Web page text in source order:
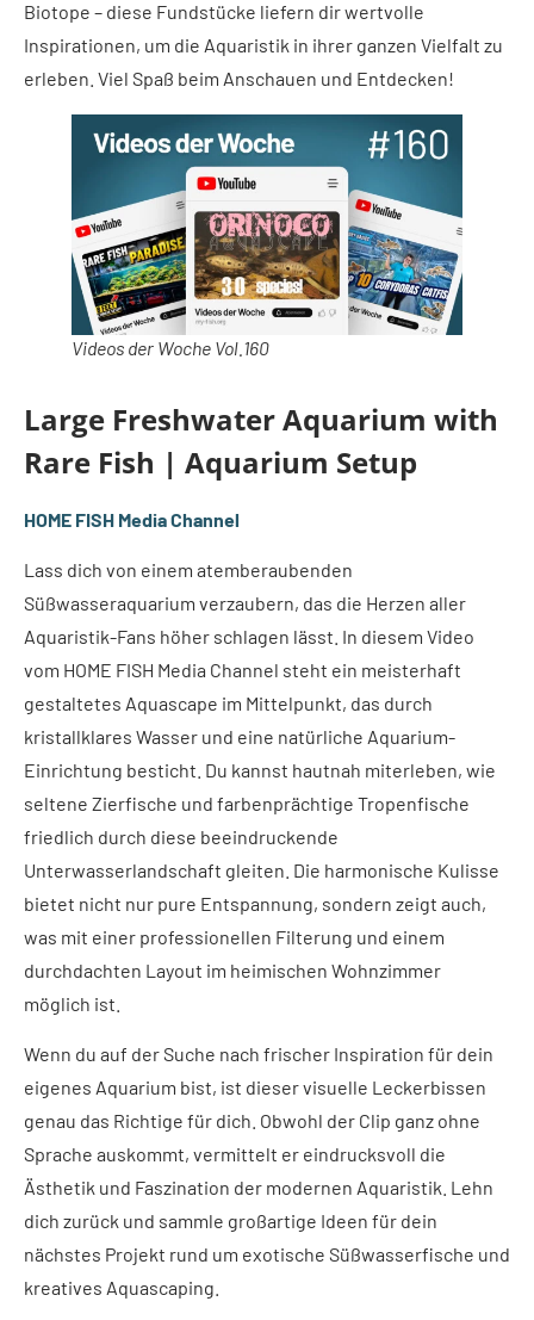
Biotope – diese Fundstücke liefern dir wertvolle
Inspirationen, um die Aquaristik in ihrer ganzen Vielfalt zu
erleben. Viel Spaß beim Anschauen und Entdecken!
Videos der Woche Vol.160
Large Freshwater Aquarium with
Rare Fish | Aquarium Setup
HOME FISH Media Channel
Lass dich von einem atemberaubenden
Süßwasseraquarium verzaubern, das die Herzen aller
Aquaristik-Fans höher schlagen lässt. In diesem Video
vom HOME FISH Media Channel steht ein meisterhaft
gestaltetes Aquascape im Mittelpunkt, das durch
kristallklares Wasser und eine natürliche Aquarium-
Einrichtung besticht. Du kannst hautnah miterleben, wie
seltene Zierfische und farbenprächtige Tropenfische
friedlich durch diese beeindruckende
Unterwasserlandschaft gleiten. Die harmonische Kulisse
bietet nicht nur pure Entspannung, sondern zeigt auch,
was mit einer professionellen Filterung und einem
durchdachten Layout im heimischen Wohnzimmer
möglich ist.
Wenn du auf der Suche nach frischer Inspiration für dein
eigenes Aquarium bist, ist dieser visuelle Leckerbissen
genau das Richtige für dich. Obwohl der Clip ganz ohne
Sprache auskommt, vermittelt er eindrucksvoll die
Ästhetik und Faszination der modernen Aquaristik. Lehn
dich zurück und sammle großartige Ideen für dein
nächstes Projekt rund um exotische Süßwasserfische und
kreatives Aquascaping.